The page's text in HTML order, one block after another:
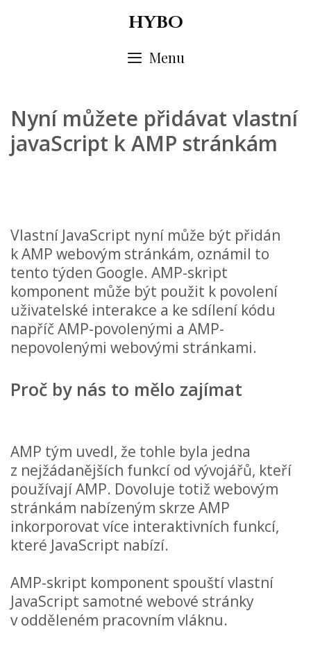
HYBO
Menu
Nyní můžete přidávat vlastní
javaScript k AMP stránkám
Vlastní JavaScript nyní může být přidán
k AMP webovým stránkám, oznámil to
tento týden Google. AMP-skript
komponent může být použit k povolení
uživatelské interakce a ke sdílení kódu
napříč AMP-povolenými a AMP-
nepovolenými webovými stránkami.
Proč by nás to mělo zajímat
AMP tým uvedl, že tohle byla jedna
z nejžádanějších funkcí od vývojářů, kteří
používají AMP. Dovoluje totiž webovým
stránkám nabízeným skrze AMP
inkorporovat více interaktivních funkcí,
které JavaScript nabízí.
AMP-skript komponent spouští vlastní
JavaScript samotné webové stránky
v odděleném pracovním vláknu.